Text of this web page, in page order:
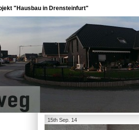
"Hausbau in Drensteinfurt"
15th Sep. 14